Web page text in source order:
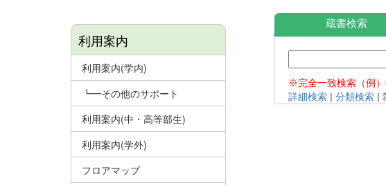
蔵書検索
※完全一致検索（例）
詳細検索| 分類検索|
利用案内
利用案内(学内)
┗━その他のサポート
利用案内(中・高等部生)
利用案内(学外)
フロアマップ